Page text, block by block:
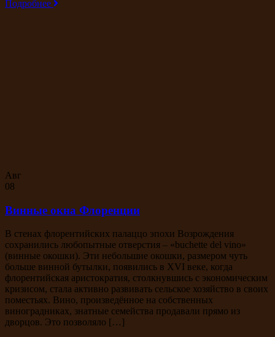
Подробнее
Авг
08
Винные окна Флоренции
В стенах флорентийских палаццо эпохи Возрождения
сохранились любопытные отверстия – «buchette del vino»
(винные окошки). Эти небольшие окошки, размером чуть
больше винной бутылки, появились в XVI веке, когда
флорентийская аристократия, столкнувшись с экономическим
кризисом, стала активно развивать сельское хозяйство в своих
поместьях. Вино, произведённое на собственных
виноградниках, знатные семейства продавали прямо из
дворцов. Это позволяло […]